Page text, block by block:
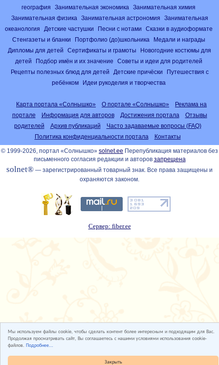
Закрыть
Мы используем файлы cookie, чтобы сделать контент более интересным и подходящим для Вас.
Продолжая просматривать сайт, Вы соглашаетесь с нашими условиями использования cookie-
файлов. Подробнее...
география
Занимательная экономика
Занимательная химия
Занимательная физика
Занимательная астрономия
Занимательная
океанология
Детские частушки Песни с нотами
Сказки в аудиоформате
Стенгазеты и бланки
Портфолио (до)школьника
Медали и награды
Дипломы для детей
Сертификаты и грамоты
Новогодние костюмы для
детей
Подбор имён и их значение
Советы и идеи для родителей
Рецепты полезных блюд для детей
Детские причёски
Путешествия с
ребёнком
Идеи рукоделия и творчества
Карта портала «Солнышко» О портале «Солнышко»
Реклама на
портале
Информация для авторов Достижения портала
Отзывы
родителей
Архив публикаций
Часто задаваемые вопросы (FAQ)
Политика конфиденциальности портала
Контакты
© 1999-2026, портал «Солнышко» solnet.ee Перепубликация материалов без
письменного согласия редакции и авторов запрещена
solnet® — зарегистрированный товарный знак. Все права защищены и
охраняются законом.
Сервер: fiber.ee